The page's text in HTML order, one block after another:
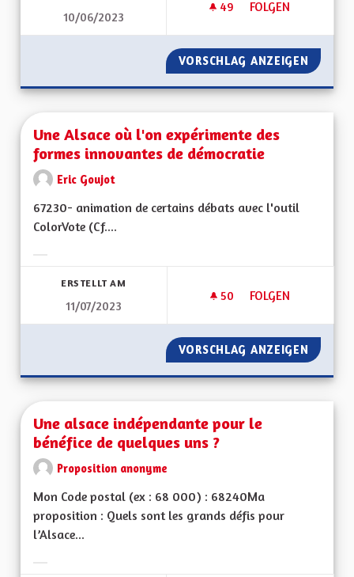
10/06/2023
49 49 FOLLOWER
FOLGEN
UNE ALSACE PLUS
VORSCHLAG ANZEIGEN UNE
Une Alsace où l'on expérimente des
formes innovantes de démocratie
Eric Goujot
67230- animation de certains débats avec l'outil
ColorVote (Cf....
ERSTELLT AM
11/07/2023
50 50 FOLLOWER
FOLGEN
UNE ALSACE OÙ
VORSCHLAG ANZEIGEN UNE
Une alsace indépendante pour le
bénéfice de quelques uns ?
Proposition anonyme
Mon Code postal (ex : 68 000) : 68240Ma
proposition : Quels sont les grands défis pour
l’Alsace...